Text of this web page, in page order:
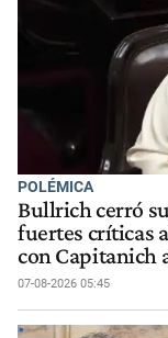
POLÉMICA
Bullrich cerró
fuertes críticas
con Capitanich
07-08-2026 05:45